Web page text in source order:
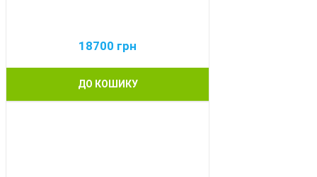
18700 грн
ДО КОШИКУ